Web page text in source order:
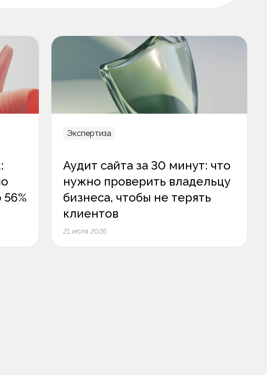
Экспертиза
Аудит сайта за 30 минут: что
нужно проверить владельцу
бизнеса, чтобы не терять
клиентов
21 июля 2026